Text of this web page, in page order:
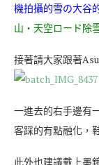
機拍攝的雪の大谷
山・天空ロード除
接著請大家跟著
一進去的右手邊有
客踩的有點融化，
此外也建議戴上墨